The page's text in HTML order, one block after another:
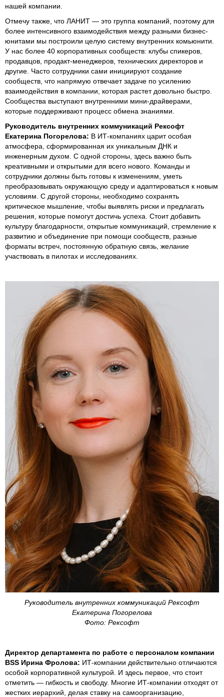
нашей компании.
Отмечу также, что ЛАНИТ — это группа компаний, поэтому для
более интенсивного взаимодействия между разными бизнес-
юнитами мы построили целую систему внутренних комьюнити.
У нас более 40 корпоративных сообществ: клубы спикеров,
продавцов, продакт-менеджеров, технических директоров и
другие. Часто сотрудники сами инициируют создание
сообществ, что напрямую отвечает задаче по усилению
взаимодействия в компании, которая растет довольно быстро.
Сообщества выступают внутренними мини-драйверами,
которые поддерживают процесс обмена знаниями.
Руководитель внутренних коммуникаций Рексофт
Екатерина Погорелова: В ИТ-компаниях царит особая
атмосфера, сформированная их уникальным ДНК и
инженерным духом. С одной стороны, здесь важно быть
креативными и открытыми для всего нового. Команды и
сотрудники должны быть готовы к изменениям, уметь
преобразовывать окружающую среду и адаптироваться к новым
условиям. С другой стороны, необходимо сохранять
критическое мышление, чтобы выявлять риски и предлагать
решения, которые помогут достичь успеха. Стоит добавить
культуру благодарности, открытые коммуникаций, стремление к
развитию и объединение при помощи сообществ, разные
форматы встреч, постоянную обратную связь, желание
участвовать в пилотах и исследованиях.
Руководитель внутренних коммуникаций Рексофт
Екатерина Погорелова
Фото: Рексофт
Директор департамента по работе с персоналом компании
BSS Ирина Фролова: ИТ-компании действительно отличаются
особой корпоративной культурой. И здесь первое, что стоит
отметить — гибкость и свободу. Многие ИТ-компании отходят от
жестких иерархий, делая ставку на самоорганизацию,